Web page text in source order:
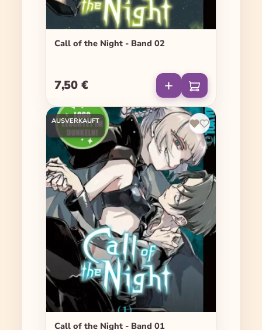
Call of the Night - Band 02
Regulärer Preis:
7,50 €
AUSVERKAUFT
Call of the Night - Band 01